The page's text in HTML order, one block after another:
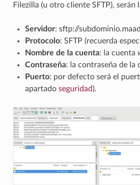
Filezilla (u otro cliente SFTP), serán
Servidor: sftp://
Protocolo: SFTP (recuerda
Nombre de la cuenta: la cuenta
Contraseña: la contraseña de la
Puerto: por defecto será el
apartado seguridad).